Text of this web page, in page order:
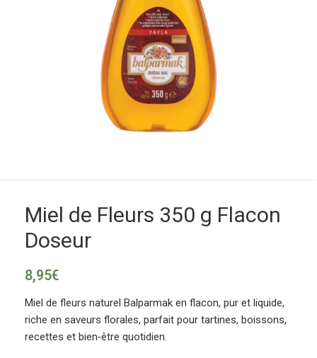
Miel de Fleurs 350 g Flacon
Doseur
8,95€
Miel de fleurs naturel Balparmak en flacon, pur et liquide,
riche en saveurs florales, parfait pour tartines, boissons,
recettes et bien‑être quotidien.